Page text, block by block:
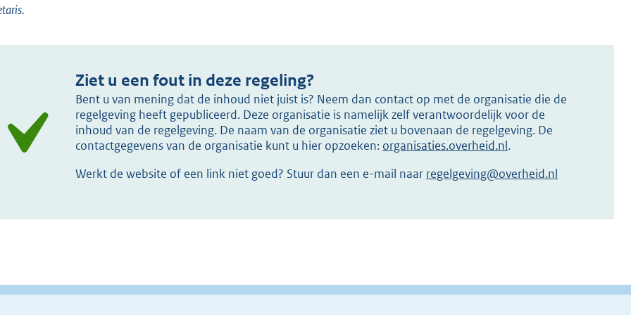
Ziet u een fout in deze regeling?
Bent u van mening dat de inhoud niet juist is? Neem dan contact op met de organisatie die de
regelgeving heeft gepubliceerd. Deze organisatie is namelijk zelf verantwoordelijk voor de
inhoud van de regelgeving. De naam van de organisatie ziet u bovenaan de regelgeving. De
contactgegevens van de organisatie kunt u hier opzoeken: organisaties.overheid.nl.
Werkt de website of een link niet goed? Stuur dan een e-mail naar regelgeving@overheid.nl